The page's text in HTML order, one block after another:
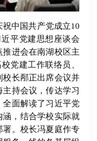
中国共产党成立10
平党建思想座谈会
进会在南湖校区主
党建工作联络员、
长邴正出席会议并
持会议，传达学习
面解读了习近平党
涵，结合学校实际就
。校长冯夏庭作专